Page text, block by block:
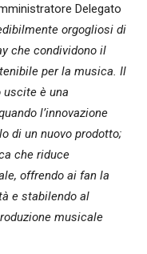
Delegato
orgogliosi di
che condividono il
per la musica. Il
uscite è una
l’innovazione
di un nuovo prodotto;
che riduce
offrendo ai fan la
e stabilendo al
musicale